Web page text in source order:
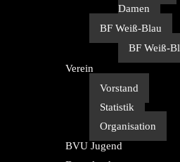
Damen
BF Weiß-Blau
BF Weiß-
Verein
Vorstand
Statistik
Organisation
BVU Jugend